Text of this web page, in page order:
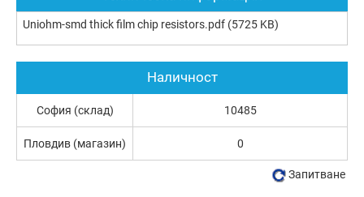
Uniohm-smd thick film chip resistors.pdf (5725 KB)
Наличност
София (склад) 10485
Пловдив (магазин) 0
Запитване